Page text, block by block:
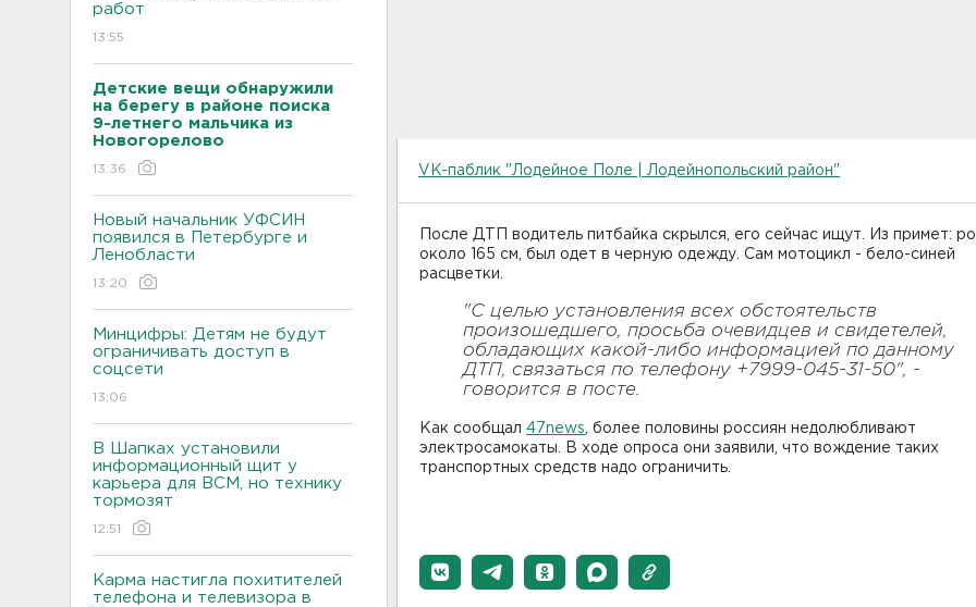
работ
13:55
Детские вещи обнаружили
на берегу в районе поиска
9-летнего мальчика из
Новогорелово
13:36
Новый начальник УФСИН
появился в Петербурге и
Ленобласти
13:20
Минцифры: Детям не будут
ограничивать доступ в
соцсети
13:06
В Шапках установили
информационный щит у
карьера для ВСМ, но технику
тормозят
12:51
Карма настигла похитителей
телефона и телевизора в
VK-паблик "Лодейное Поле | Лодейнопольский район"
После ДТП водитель питбайка скрылся, его сейчас ищут. Из примет:
около 165 см, был одет в черную одежду. Сам мотоцикл - бело-синей
расцветки.
"С целью установления всех обстоятельств
произошедшего, просьба очевидцев и свидетелей,
обладающих какой-либо информацией по данному
ДТП, связаться по телефону +7999-045-31-50", -
говорится в посте.
Как сообщал 47news , более половины россиян недолюбливают
электросамокаты. В ходе опроса они заявили, что вождение таких
транспортных средств надо ограничить.